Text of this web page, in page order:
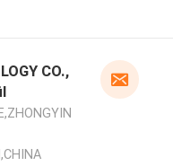
CO.,